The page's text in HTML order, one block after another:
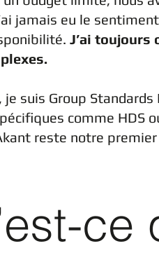
jamais eu le
J’ai toujours
je suis Group
comme HDS
reste notre
ce